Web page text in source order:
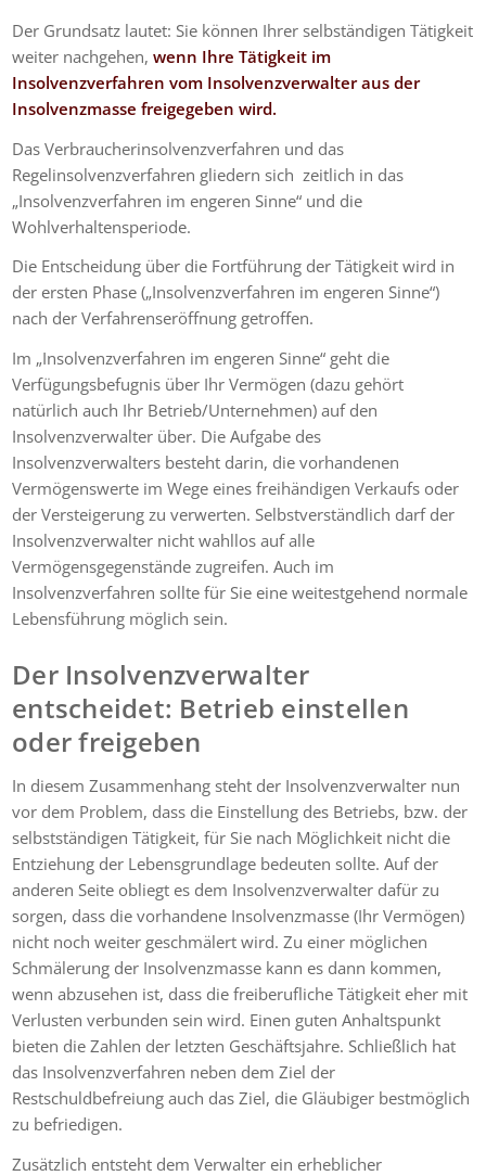
Der Grundsatz lautet: Sie können Ihrer selbständigen Tätigkeit
weiter nachgehen,wenn Ihre Tätigkeit im
Insolvenzverfahren vom Insolvenzverwalter aus der
Insolvenzmasse freigegeben wird.
Das Verbraucherinsolvenzverfahren und das
Regelinsolvenzverfahren gliedern sich zeitlich in das
„Insolvenzverfahren im engeren Sinne“ und die
Wohlverhaltensperiode.
Die Entscheidung über die Fortführung der Tätigkeit wird in
der ersten Phase („Insolvenzverfahren im engeren Sinne“)
nach der Verfahrenseröffnung getroffen.
Im „Insolvenzverfahren im engeren Sinne“ geht die
Verfügungsbefugnis über Ihr Vermögen (dazu gehört
natürlich auch Ihr Betrieb/Unternehmen) auf den
Insolvenzverwalter über. Die Aufgabe des
Insolvenzverwalters besteht darin, die vorhandenen
Vermögenswerte im Wege eines freihändigen Verkaufs oder
der Versteigerung zu verwerten. Selbstverständlich darf der
Insolvenzverwalter nicht wahllos auf alle
Vermögensgegenstände zugreifen. Auch im
Insolvenzverfahren sollte für Sie eine weitestgehend normale
Lebensführung möglich sein.
Der Insolvenzverwalter
entscheidet: Betrieb einstellen
oder freigeben
In diesem Zusammenhang steht der Insolvenzverwalter nun
vor dem Problem, dass die Einstellung des Betriebs, bzw. der
selbstständigen Tätigkeit, für Sie nach Möglichkeit nicht die
Entziehung der Lebensgrundlage bedeuten sollte. Auf der
anderen Seite obliegt es dem Insolvenzverwalter dafür zu
sorgen, dass die vorhandene Insolvenzmasse (Ihr Vermögen)
nicht noch weiter geschmälert wird. Zu einer möglichen
Schmälerung der Insolvenzmasse kann es dann kommen,
wenn abzusehen ist, dass die freiberufliche Tätigkeit eher mit
Verlusten verbunden sein wird. Einen guten Anhaltspunkt
bieten die Zahlen der letzten Geschäftsjahre. Schließlich hat
das Insolvenzverfahren neben dem Ziel der
Restschuldbefreiung auch das Ziel, die Gläubiger bestmöglich
zu befriedigen.
Zusätzlich entsteht dem Verwalter ein erheblicher